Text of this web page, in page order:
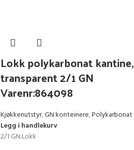
Lokk polykarbonat kantine,
transparent 2/1 GN
Varenr:864098
Kjøkkenutstyr,GN konteinere,Polykarbonat
Legg i handlekurv
2/1 GN:Lokk